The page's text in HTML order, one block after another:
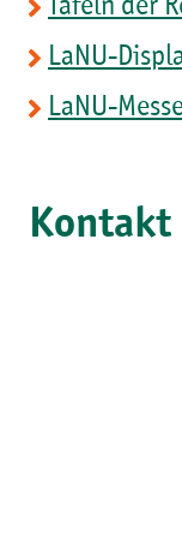
Tafeln der
LaNU-
LaNU-
Kontakt